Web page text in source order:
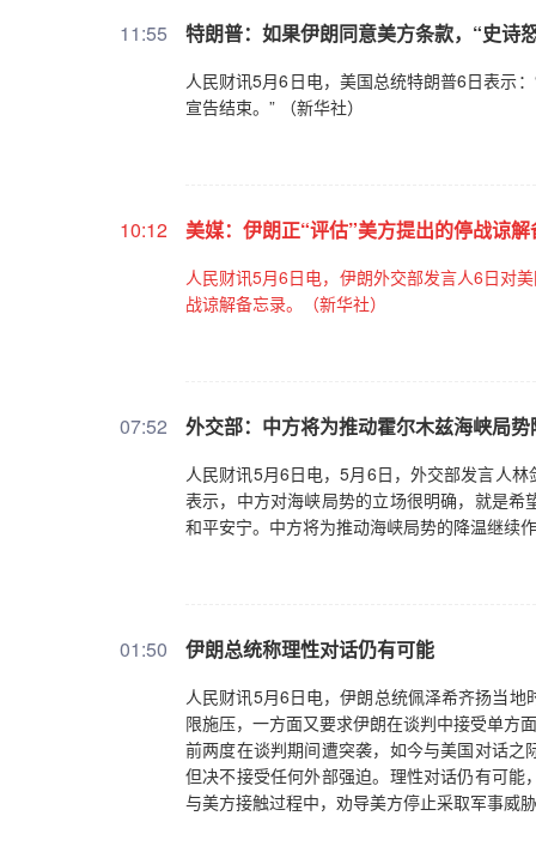
11:55 特朗普：如果伊朗同意美方条款，“史诗
人民财讯5月6日电，美国总统特朗普6日表示
宣告结束。” （新华社）
10:12 美媒：伊朗正“评估”美方提出的停战谅
人民财讯5月6日电，伊朗外交部发言人6日对
战谅解备忘录。（新华社）
07:52 外交部：中方将为推动霍尔木兹海峡局
人民财讯5月6日电，5月6日，外交部发言人
表示，中方对海峡局势的立场很明确，就是
和平安宁。中方将为推动海峡局势的降温继续
01:50 伊朗总统称理性对话仍有可能
人民财讯5月6日电，伊朗总统佩泽希齐扬当
限施压，一方面又要求伊朗在谈判中接受单方
前两度在谈判期间遭突袭，如今与美国对话
但决不接受任何外部强迫。理性对话仍有可
与美方接触过程中，劝导美方停止采取军事威